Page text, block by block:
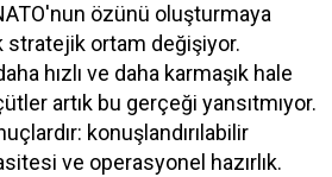
özünü oluşturmaya
stratejik ortam değişiyor.
hızlı ve daha karmaşık hale
artık bu gerçeği yansıtmıyor.
konuşlandırılabilir
ve operasyonel hazırlık.